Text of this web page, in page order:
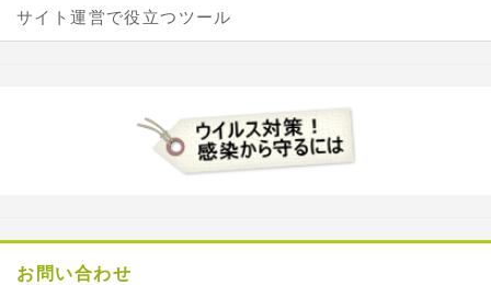
サイト運営で役立つツール
お問い合わせ